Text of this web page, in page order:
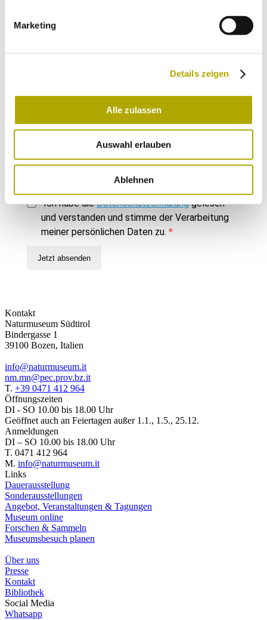
Marketing
Details zeigen
Alle zulassen
Auswahl erlauben
Ablehnen
Wähle die Newsletter aus, für die du dich
Veranstaltungen und Montagsprogramm)
Rückkehr in die Alpen (Aktuelles und
Alpen)
Ich habe dieDatenschutzerklärunggelesen
und verstanden und stimme der Verarbeitung
meiner persönlichen Daten zu.
Jetzt absenden
Kontakt
Naturmuseum Südtirol
Bindergasse 1
39100 Bozen, Italien
info@naturmuseum.it
nm.mn@pec.prov.bz.it
T. +39 0471 412 964
Öffnungszeiten
DI - SO 10.00 bis 18.00 Uhr
Geöffnet auch an Feiertagen außer 1.1., 1.5., 25.12.
Anmeldungen
DI – SO 10.00 bis 18.00 Uhr
T. 0471 412 964
M. info@naturmuseum.it
Links
Dauerausstellung
Sonderausstellungen
Angebot, Veranstaltungen & Tagungen
Museum online
Forschen & Sammeln
Museumsbesuch planen
Über uns
Presse
Kontakt
Bibliothek
Social Media
Whatsapp